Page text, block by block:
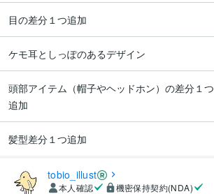
目の差分１つ追加
ケモ耳としっぽのあるデザイン
頭部アイテム（帽子やヘッドホン）の差分１つ
追加
髪型差分１つ追加
tobio_illust
本人確認
機密保持契約(NDA)